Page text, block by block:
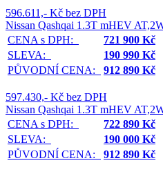
596.611,- Kč bez DPH
Nissan Qashqai 1.3T mHEV
CENA s DPH:
721 900 Kč
SLEVA:
190 990 Kč
PŮVODNÍ CENA:
912 890 Kč
597.430,- Kč bez DPH
Nissan Qashqai 1.3T mHEV
CENA s DPH:
722 890 Kč
SLEVA:
190 000 Kč
PŮVODNÍ CENA:
912 890 Kč